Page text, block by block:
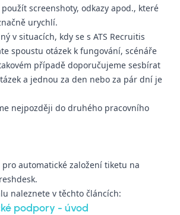
screenshoty, odkazy apod., které
urychlí.
v situacích, kdy se s ATS Recruitis
spoustu otázek k fungování, scénáře
případě doporučujeme sesbírat
a jednou za den nebo za pár dní je
nejpozději do druhého pracovního
automatické založení tiketu na
naleznete v těchto článcích:
podpory - úvod